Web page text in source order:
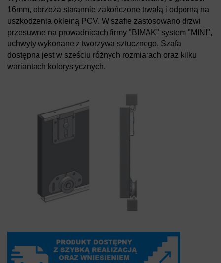
16mm, obrzeża starannie zakończone trwałą i odporną na
uszkodzenia okleiną PCV. W szafie zastosowano drzwi
przesuwne na prowadnicach firmy "BIMAK" system "MINI",
uchwyty wykonane z tworzywa sztucznego. Szafa
dostępna jest w sześciu różnych rozmiarach oraz kilku
wariantach kolorystycznych.